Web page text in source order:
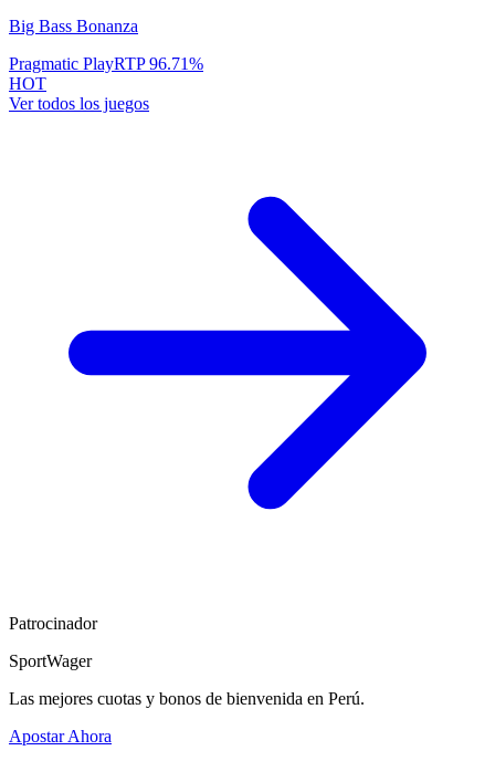
Big Bass Bonanza
Pragmatic PlayRTP96.71%
HOT
Ver todos los juegos
Patrocinador
SportWager
Las mejores cuotas y bonos de bienvenida en Perú.
Apostar Ahora